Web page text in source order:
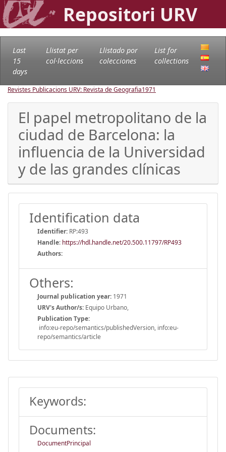
Repositori URV
Last
15
days
Llistat per
col·leccions
Llistado por
colecciones
List for
collections
Revistes Publicacions URV: Revista de Geografia1971
El papel metropolitano de la
ciudad de Barcelona: la
influencia de la Universidad
y de las grandes clínicas
Identification data
Identifier: RP:493
Handle: https://hdl.handle.net/20.500.11797/RP493
Authors:
Others:
Journal publication year: 1971
URV's Author/s: Equipo Urbano,
Publication Type:
info:eu-repo/semantics/publishedVersion, info:eu-
repo/semantics/article
Keywords:
Documents:
DocumentPrincipal